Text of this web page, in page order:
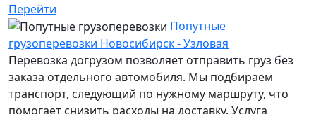
Перейти
Попутные
грузоперевозки Новосибирск - Узловая
Перевозка догрузом позволяет отправить груз без
заказа отдельного автомобиля. Мы подбираем
транспорт, следующий по нужному маршруту, что
помогает снизить расходы на доставку. Услуга